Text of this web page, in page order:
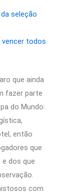
seleção
vencer todos
que ainda
fazer parte
do Mundo:
então
que
dos que
com